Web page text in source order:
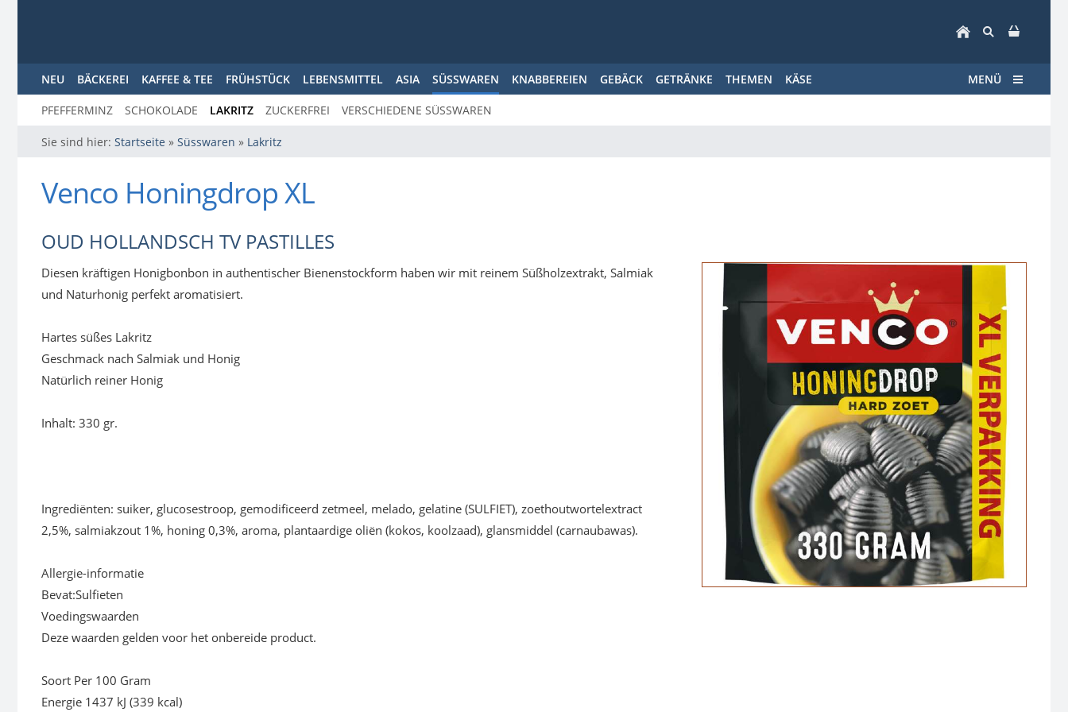
NEU BÄCKEREI KAFFEE & TEE FRÜHSTÜCK LEBENSMITTEL ASIA SÜSSWAREN KNABBEREIEN GEBÄCK GETRÄNKE THEMEN KÄSE MENÜ
PFEFFERMINZ SCHOKOLADE LAKRITZ ZUCKERFREI VERSCHIEDENE SÜSSWAREN
Sie sind hier: Startseite » Süsswaren » Lakritz
Venco Honingdrop XL
OUD HOLLANDSCH TV PASTILLES
Diesen kräftigen Honigbonbon in authentischer Bienenstockform haben wir mit reinem Süßholzextrakt, Salmiak
und Naturhonig perfekt aromatisiert.
Hartes süßes Lakritz
Geschmack nach Salmiak und Honig
Natürlich reiner Honig
Inhalt: 330 gr.
Ingrediënten: suiker, glucosestroop, gemodificeerd zetmeel, melado, gelatine (SULFIET), zoethoutwortelextract
2,5%, salmiakzout 1%, honing 0,3%, aroma, plantaardige oliën (kokos, koolzaad), glansmiddel (carnaubawas).
Allergie-informatie
Bevat:Sulfieten
Voedingswaarden
Deze waarden gelden voor het onbereide product.
Soort Per 100 Gram
Energie 1437 kJ (339 kcal)